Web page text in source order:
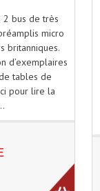
2 bus de très
micro
britanniques.
d’exemplaires
tables de
pour lire la